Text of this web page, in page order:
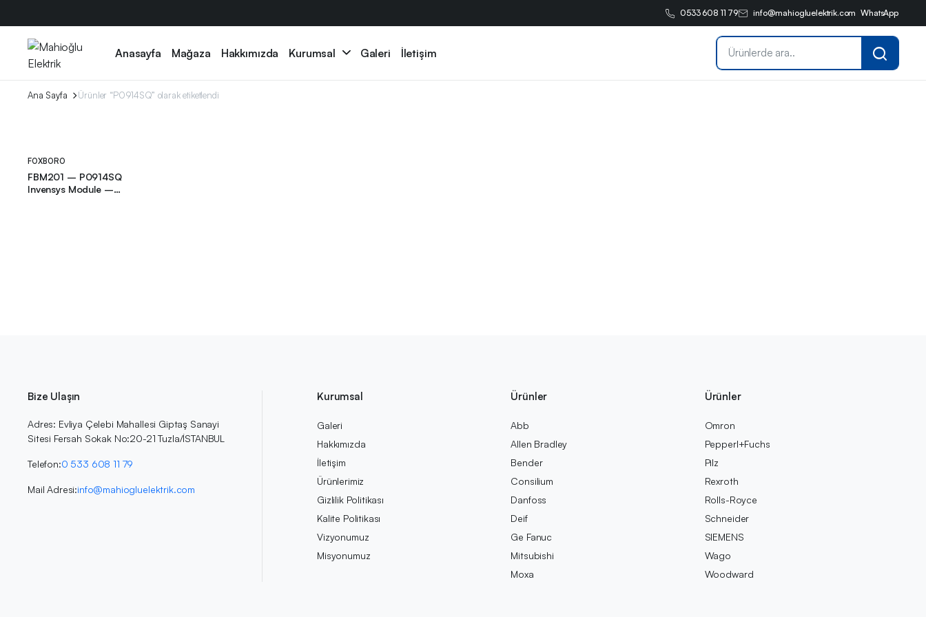
0533 608 11 79 info@mahiogluelektrik.com WhatsApp
Anasayfa Mağaza Hakkımızda Kurumsal Galeri İletişim
Ana Sayfa Ürünler “P0914SQ” olarak etiketlendi
FOXBORO
FBM201 – P0914SQ
Invensys Module –
Bize Ulaşın
Adres: Evliya Çelebi Mahallesi Giptaş Sanayi
Sitesi Fersah Sokak No:20-21 Tuzla/İSTANBUL
Telefon:0 533 608 11 79
Mail Adresi:info@mahiogluelektrik.com
Kurumsal
Galeri
Hakkımızda
İletişim
Ürünlerimiz
Gizlilik Politikası
Kalite Politikası
Vizyonumuz
Misyonumuz
Ürünler
Abb
Allen Bradley
Bender
Consilium
Danfoss
Deif
Ge Fanuc
Mitsubishi
Moxa
Ürünler
Omron
Pepperl+Fuchs
Pilz
Rexroth
Rolls-Royce
Schneider
SIEMENS
Wago
Woodward